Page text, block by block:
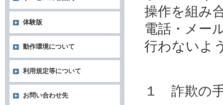
操作を組み
電話・メー
行わないよ
１ 詐欺の
体験版
動作環境について
利用規定等について
お問い合わせ先